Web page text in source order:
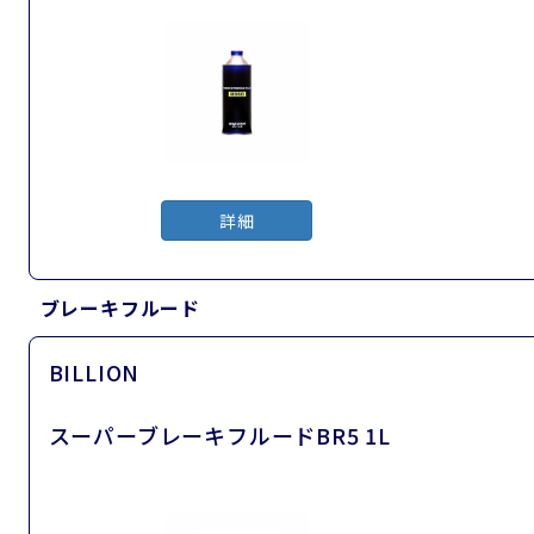
詳細
ブレーキフルード
BILLION
スーパーブレーキフルードBR5 1L